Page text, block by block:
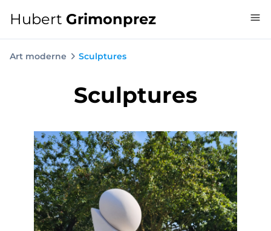
Hubert Grimonprez
Art moderne Sculptures
Sculptures